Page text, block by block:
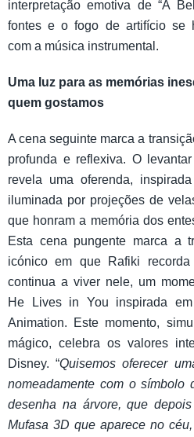
interpretação emotiva de “A
fontes e o fogo de artifício se
com a música instrumental.
Uma luz para as memórias
quem gostamos
A cena seguinte marca a
profunda e reflexiva. O
revela uma oferenda,
iluminada por projeções de
que honram a memória dos
Esta cena pungente marca a
icónico em que Rafiki
continua a viver nele, um
He Lives in You inspirada em
Animation. Este momento,
mágico, celebra os valores
Disney. “Quisemos oferecer
nomeadamente com o símbolo
desenha na árvore, que
Mufasa 3D que aparece no